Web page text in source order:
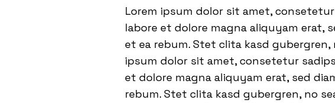
Lorem ipsum dolor sit amet,
labore et dolore magna aliquyam erat,
et ea rebum. Stet clita kasd
ipsum dolor sit amet, consetetur
et dolore magna aliquyam erat, sed
rebum. Stet clita kasd gubergren, no